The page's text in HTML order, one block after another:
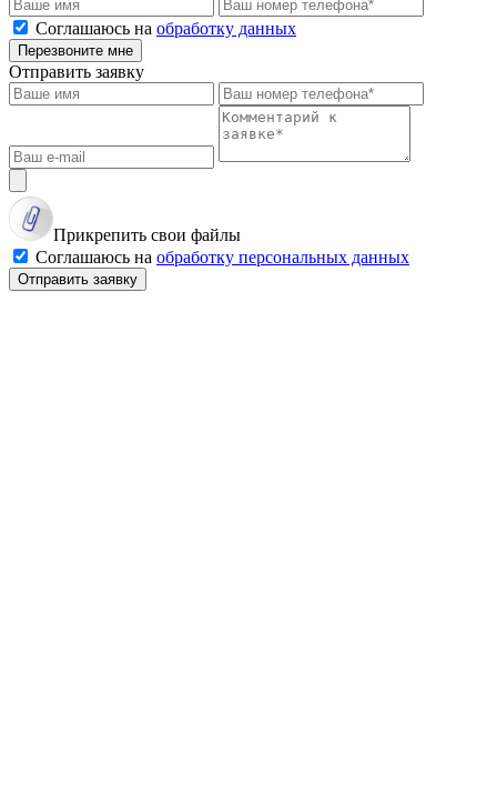
Соглашаюсь на обработку данных
Перезвоните мне
Отправить заявку
Прикрепить свои файлы
Соглашаюсь на обработку персональных данных
Отправить заявку